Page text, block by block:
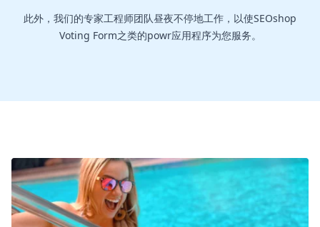
此外，我们的专家工程师团队昼夜不停地工作，以使SEOshop
Voting Form之类的powr应用程序为您服务。